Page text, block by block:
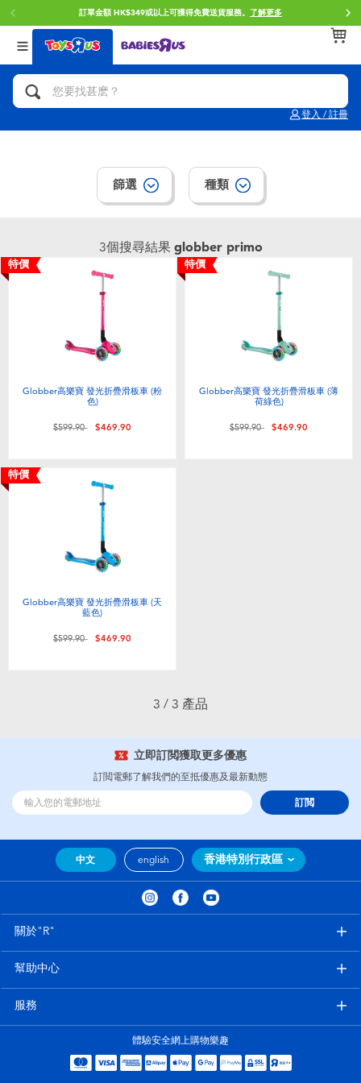
訂單金額 HK$349或以上可獲得免費送貨服務。 了解更多
登入 / 註冊
返回
分類目錄
人氣英雄,角色扮演,射擊玩具
拼砌組合及樂高LEGO
手工藝,文具,蠟筆,泥膠,畫板
娃娃, 芭比,收藏公仔
電子玩具
戶外及運動用品
派對用品
角色扮演及造型系列
毛毛公仔玩具
任天堂 Switch
盲盒
人氣角色
生活精品
返回
品牌
Brunch Brother 早午餐兄弟
Spider-Man蜘蛛俠
Play-Doh培樂多
Pokemon寶可夢
playpop
Fuggler
Tomica多美
Globber高樂寶
返回
年齢
0~2歳
12~14歳
14歳以上
篩選 種類
3個搜尋結果 globber primo
特價
Globber高樂寶 發光折疊滑板車 (粉
色)
價格從
$599.90至$469.90
特價
Globber高樂寶 發光折疊滑板車 (薄
荷綠色)
價格從
$599.90至$469.90
特價
Globber高樂寶 發光折疊滑板車 (天
藍色)
價格從
$599.90至$469.90
3 / 3 產品
立即訂閲獲取更多優惠
訂閲電郵了解我們的至抵優惠及最新動態
訂閲
中文 english 香港特別行政區
關於"R"
幫助中心
服務
體驗安全網上購物樂趣